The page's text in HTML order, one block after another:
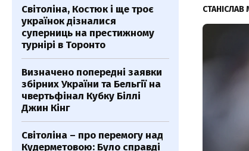
СТАНІСЛАВ
Світоліна, Костюк і ще троє
українок дізналися
суперниць на престижному
турнірі в Торонто
Визначено попередні заявки
збірних України та Бельгії на
чвертьфінал Кубку Біллі
Джин Кінг
Світоліна – про перемогу над
Кудерметовою: Було справді